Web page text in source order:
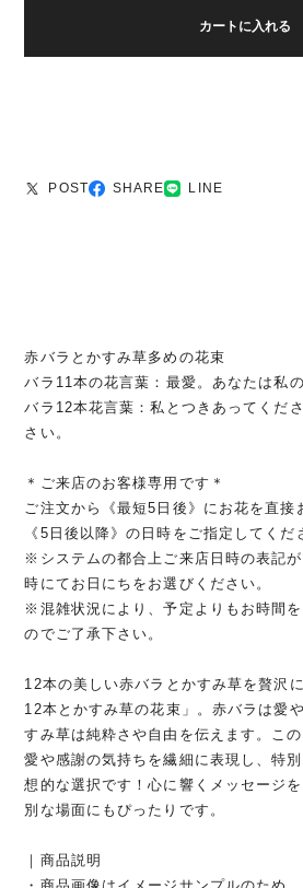
カートに入れる
POST SHARE LINE
赤バラとかすみ草多めの花束
バラ11本の花言葉：最愛。あなたは私の
バラ12本花言葉：私とつきあってくだ
さい。
＊ご来店のお客様専用です＊
ご注文から《最短5日後》にお花を直接
《5日後以降》の日時をご指定してくだ
※システムの都合上ご来店日時の表記
時にてお日にちをお選びください。
※混雑状況により、予定よりもお時間
のでご了承下さい。
12本の美しい赤バラとかすみ草を贅沢
12本とかすみ草の花束」。赤バラは愛
すみ草は純粋さや自由を伝えます。こ
愛や感謝の気持ちを繊細に表現し、特
想的な選択です！心に響くメッセージ
別な場面にもぴったりです。
｜商品説明